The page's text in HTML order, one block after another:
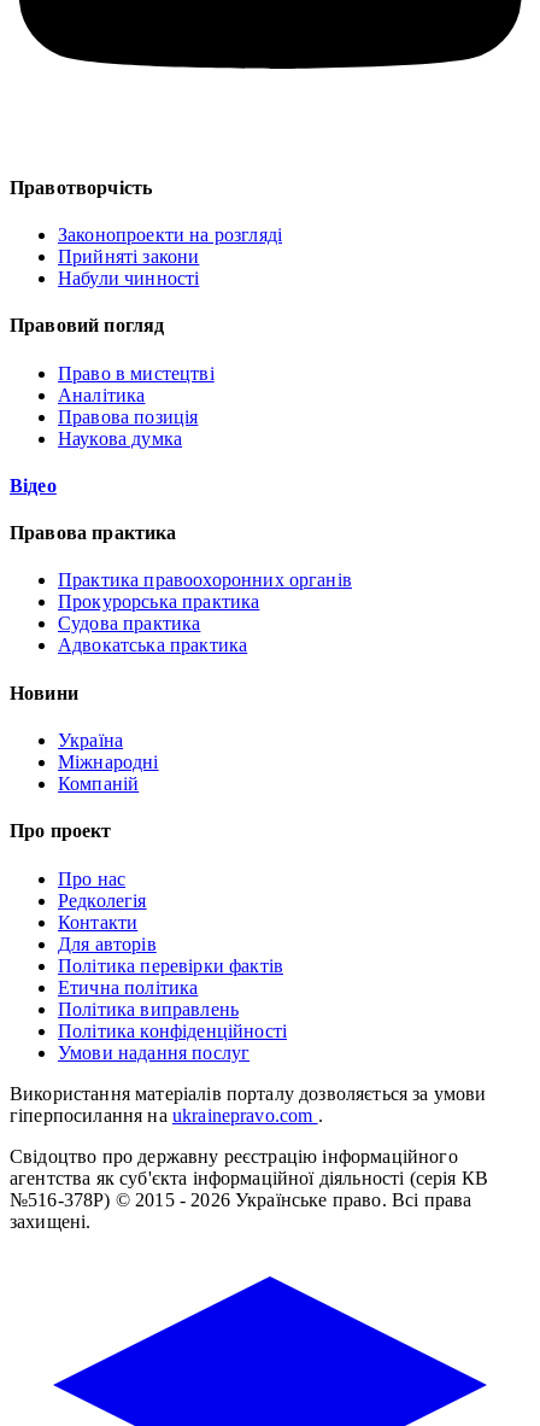
Правотворчість
Законопроекти на розгляді
Прийняті закони
Набули чинності
Правовий погляд
Право в мистецтві
Аналітика
Правова позиція
Наукова думка
Відео
Правова практика
Практика правоохоронних органів
Прокурорська практика
Судова практика
Адвокатська практика
Новини
Україна
Міжнародні
Компаній
Про проект
Про нас
Редколегія
Контакти
Для авторів
Політика перевірки фактів
Етична політика
Політика виправлень
Політика конфіденційності
Умови надання послуг
Використання матеріалів порталу дозволяється за умови
гіперпосилання на ukrainepravo.com .
Свідоцтво про державну реєстрацію інформаційного
агентства як суб'єкта інформаційної діяльності (серія КВ
№516-378Р) © 2015 - 2026 Українське право. Всі права
захищені.